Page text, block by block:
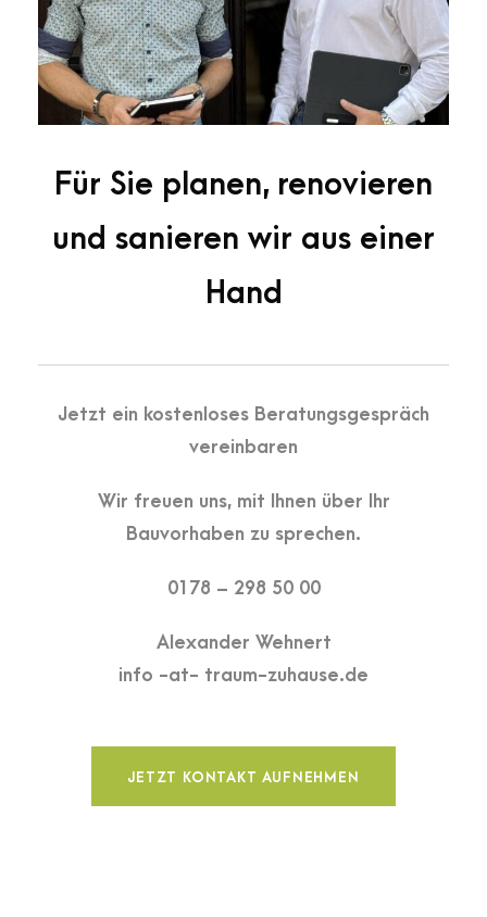
Für Sie planen, renovieren
und sanieren wir aus einer
Hand
Jetzt ein kostenloses Beratungsgespräch
vereinbaren
Wir freuen uns, mit Ihnen über Ihr
Bauvorhaben zu sprechen.
0178 – 298 50 00
Alexander Wehnert
info -at- traum-zuhause.de
JETZT KONTAKT AUFNEHMEN